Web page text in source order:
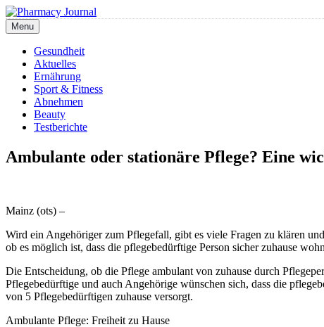
Skip
to
content
Pharmacy Journal
Menu
Gesundheit
Aktuelles
Ernährung
Sport & Fitness
Abnehmen
Beauty
Testberichte
Ambulante oder stationäre Pflege? Eine
Mainz (ots) –
Wird ein Angehöriger zum Pflegefall, gibt es viele Fragen zu klären
ob es möglich ist, dass die pflegebedürftige Person sicher zuhause
Die Entscheidung, ob die Pflege ambulant von zuhause durch
Pflegebedürftige und auch Angehörige wünschen sich, dass die
von 5 Pflegebedürftigen zuhause versorgt.
Ambulante Pflege: Freiheit zu Hause